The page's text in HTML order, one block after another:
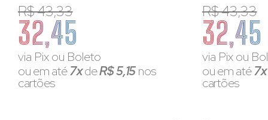
R$ 43,33
32,45
via Pix ou Boleto
ou em até7xdeR$ 5,15nos
cartões
R$ 43,33
32,45
via Pix ou
ou em até
cartões